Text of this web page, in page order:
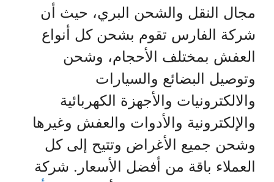
مجال النقل والشحن البري، حيث أن
شركة الفارس تقوم بشحن كل أنواع
العفش بمختلف الأحجام، وشحن
وتوصيل البضائع والسيارات
والالكترونيات والأجهزة الكهربائية
والإلكترونية والأدوات والعفش وغيرها
وشحن جميع الأغراض وتتيح إلى كل
العملاء باقة من أفضل الأسعار. شركة